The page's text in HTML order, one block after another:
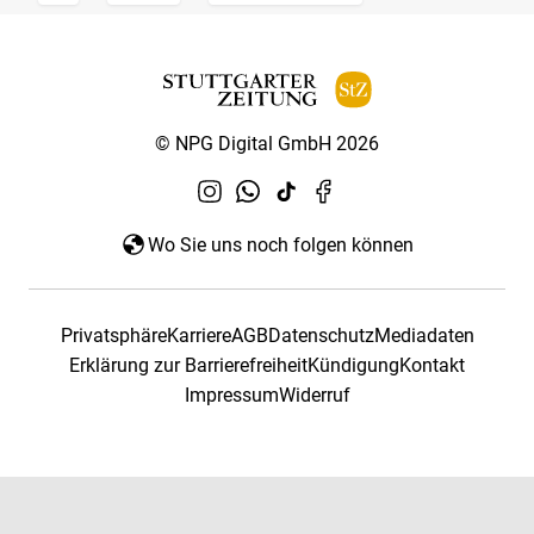
© NPG Digital GmbH 2026
Wo Sie uns noch folgen können
PrivatsphäreKarriereAGBDatenschutzMediadaten
Erklärung zur BarrierefreiheitKündigungKontakt
ImpressumWiderruf